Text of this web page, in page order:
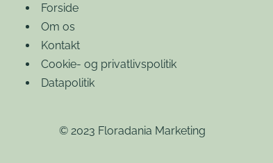
Forside
Om os
Kontakt
Cookie- og privatlivspolitik
Datapolitik
© 2023 Floradania Marketing